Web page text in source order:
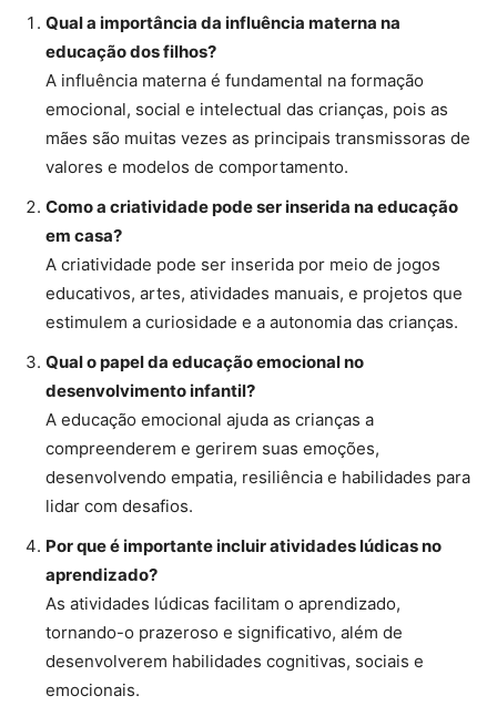
Qual a importância da influência materna na
educação dos filhos?
A influência materna é fundamental na formação
emocional, social e intelectual das crianças, pois as
mães são muitas vezes as principais transmissoras de
valores e modelos de comportamento.
Como a criatividade pode ser inserida na educação
em casa?
A criatividade pode ser inserida por meio de jogos
educativos, artes, atividades manuais, e projetos que
estimulem a curiosidade e a autonomia das crianças.
Qual o papel da educação emocional no
desenvolvimento infantil?
A educação emocional ajuda as crianças a
compreenderem e gerirem suas emoções,
desenvolvendo empatia, resiliência e habilidades para
lidar com desafios.
Por que é importante incluir atividades lúdicas no
aprendizado?
As atividades lúdicas facilitam o aprendizado,
tornando-o prazeroso e significativo, além de
desenvolverem habilidades cognitivas, sociais e
emocionais.